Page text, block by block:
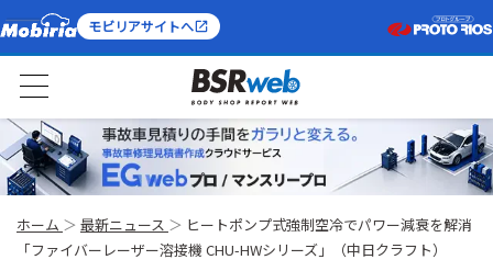
モビリアサイトへ
ホーム 最新ニュース
ヒートポンプ式強制空冷でパワー減衰を解消
「ファイバーレーザー溶接機 CHU-HWシリーズ」（中日クラフト）